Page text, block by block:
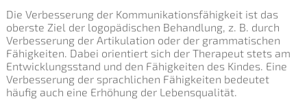
Die Verbesserung der Kommunikationsfähigkeit ist das
oberste Ziel der logopädischen Behandlung, z. B. durch
Verbesserung der Artikulation oder der grammatischen
Fähigkeiten. Dabei orientiert sich der Therapeut stets am
Entwicklungsstand und den Fähigkeiten des Kindes. Eine
Verbesserung der sprachlichen Fähigkeiten bedeutet
häufig auch eine Erhöhung der Lebensqualität.